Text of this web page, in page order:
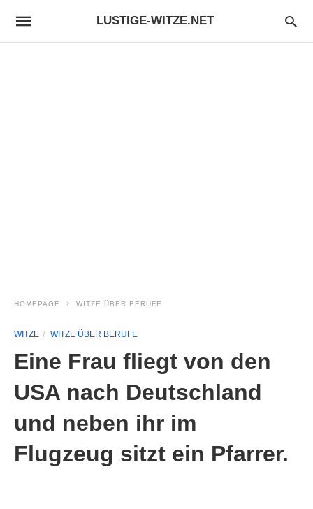
LUSTIGE-WITZE.NET
HOMEPAGE WITZE ÜBER BERUFE
WITZE WITZE ÜBER BERUFE
Eine Frau fliegt von den
USA nach Deutschland
und neben ihr im
Flugzeug sitzt ein Pfarrer.